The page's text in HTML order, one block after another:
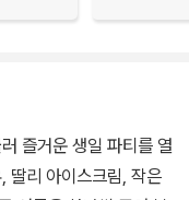
즐거운 생일 파티를 열
딸리 아이스크림, 작은